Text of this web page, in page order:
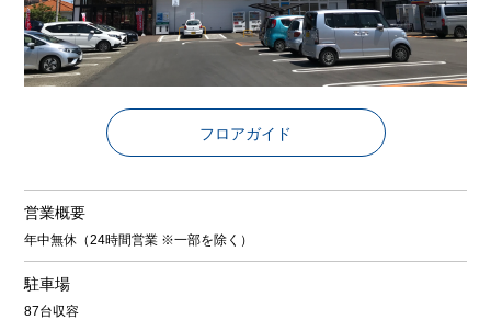
フロアガイド
営業概要
年中無休（24時間営業 ※一部を除く）
駐車場
87台収容